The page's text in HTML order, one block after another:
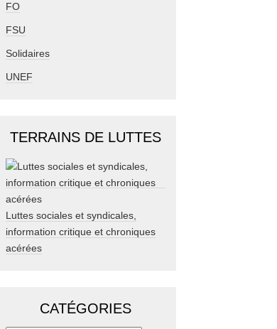
FO
FSU
Solidaires
UNEF
TERRAINS DE LUTTES
Luttes sociales et syndicales,
information critique et chroniques
acérées
CATÉGORIES